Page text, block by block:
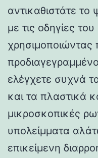
αντικαθιστάτε
με τις οδηγίες
ελέγχετε συχνά
και τα πλαστικά
μικροσκοπικές
υπολείμματα
επικείμενη